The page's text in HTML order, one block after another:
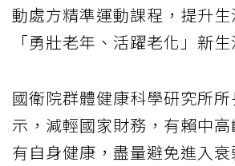
動處方精準運動課程，提升
「勇壯老年、活躍老化」新生
國衛院群體健康科學研究所
示，減輕國家財務，有賴中
有自身健康，盡量避免進入